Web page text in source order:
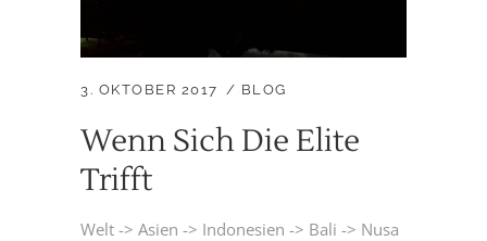
3. OKTOBER 2017 BLOG
Wenn Sich Die Elite
Trifft
Welt -> Asien -> Indonesien -> Bali -> Nusa